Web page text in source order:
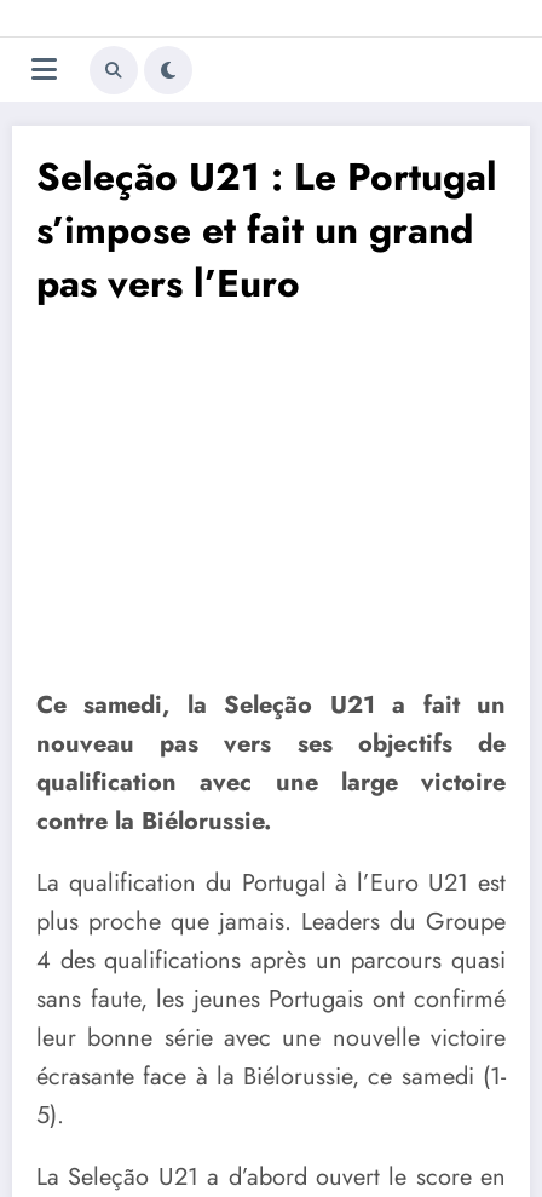
au
contenu
Trivela
L'actualité du football
Seleção U21 : Le Portugal
s’impose et fait un grand
pas vers l’Euro
Ce samedi, la Seleção U21 a fait un
nouveau pas vers ses objectifs de
qualification avec une large victoire
contre la Biélorussie.
La qualification du Portugal à l’Euro U21 est
plus proche que jamais. Leaders du Groupe
4 des qualifications après un parcours quasi
sans faute, les jeunes Portugais ont confirmé
leur bonne série avec une nouvelle victoire
écrasante face à la Biélorussie, ce samedi (1-
5).
La Seleção U21 a d’abord ouvert le score en